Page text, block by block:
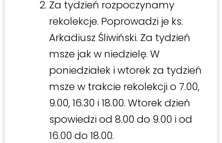
Za tydzień rozpoczynamy
rekolekcje. Poprowadzi je ks.
Arkadiusz Śliwiński. Za tydzień
msze jak w niedzielę. W
poniedziałek i wtorek za tydzień
msze w trakcie rekolekcji o 7.00,
9.00, 16.30 i 18.00. Wtorek dzień
spowiedzi od 8.00 do 9.00 i od
16.00 do 18.00.